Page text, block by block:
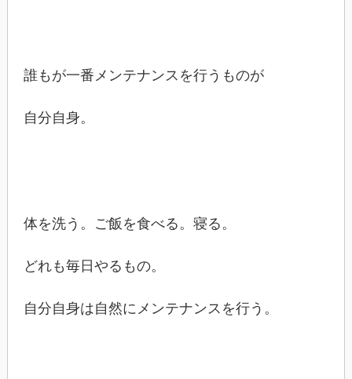
誰もが一番メンテナンスを行うものが
自分自身。
体を洗う。ご飯を食べる。寝る。
どれも毎日やるもの。
自分自身は自然にメンテナンスを行う。